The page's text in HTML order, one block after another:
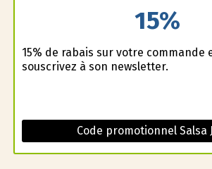
15%
15% de rabais sur votre commande
souscrivez à son newsletter.
Code promotionnel Salsa